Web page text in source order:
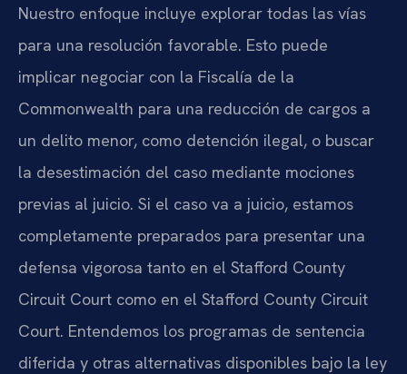
Nuestro enfoque incluye explorar todas las vías
para una resolución favorable. Esto puede
implicar negociar con la Fiscalía de la
Commonwealth para una reducción de cargos a
un delito menor, como detención ilegal, o buscar
la desestimación del caso mediante mociones
previas al juicio. Si el caso va a juicio, estamos
completamente preparados para presentar una
defensa vigorosa tanto en el Stafford County
Circuit Court como en el Stafford County Circuit
Court. Entendemos los programas de sentencia
diferida y otras alternativas disponibles bajo la ley